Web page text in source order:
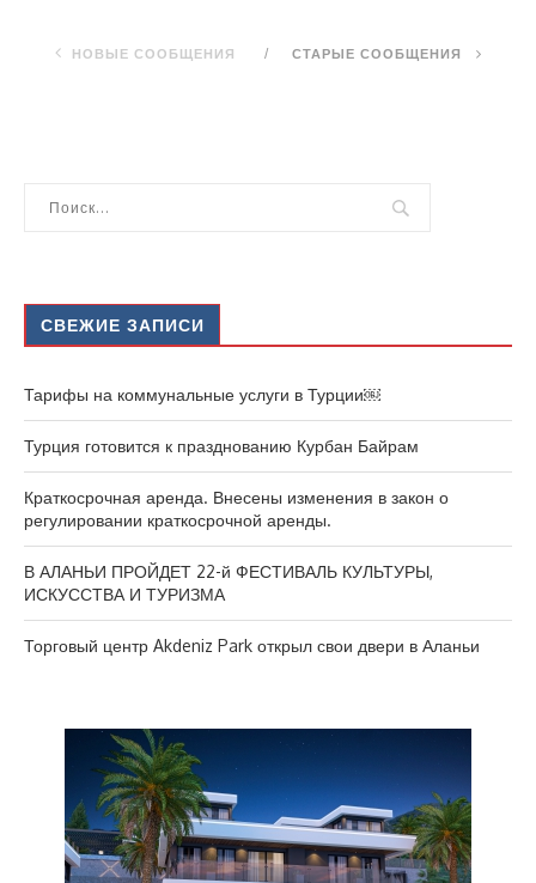
НОВЫЕ СООБЩЕНИЯ СТАРЫЕ СООБЩЕНИЯ
СВЕЖИЕ ЗАПИСИ
Тарифы на коммунальные услуги в Турции￼
Турция готовится к празднованию Курбан Байрам
Краткосрочная аренда. Внесены изменения в закон о
регулировании краткосрочной аренды.
В АЛАНЬИ ПРОЙДЕТ 22-й ФЕСТИВАЛЬ КУЛЬТУРЫ,
ИСКУССТВА И ТУРИЗМА
Торговый центр Akdeniz Park открыл свои двери в Аланьи